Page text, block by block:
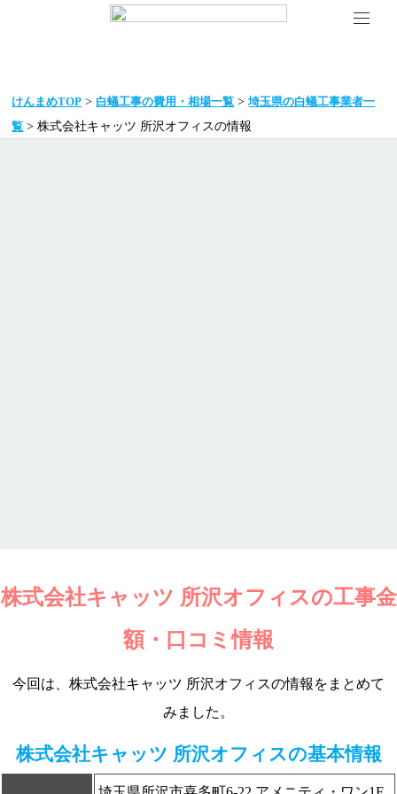
けんまめTOP > 白蟻工事の費用・相場一覧 >埼玉県の白蟻工事業者一
覧 > 株式会社キャッツ 所沢オフィスの情報
株式会社キャッツ 所沢オフィスの工事金
額・口コミ情報
今回は、株式会社キャッツ 所沢オフィスの情報をまとめて
みました。
株式会社キャッツ 所沢オフィスの基本情報